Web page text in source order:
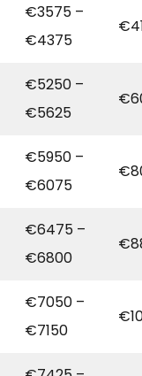
€3575 –
€4375
€5250 –
€5625
€5950 –
€6075
€6475 –
€6800
€7050 –
€7150